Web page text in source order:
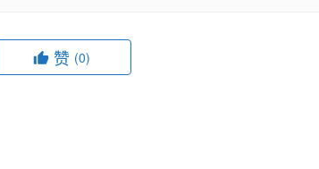
赞 (0)